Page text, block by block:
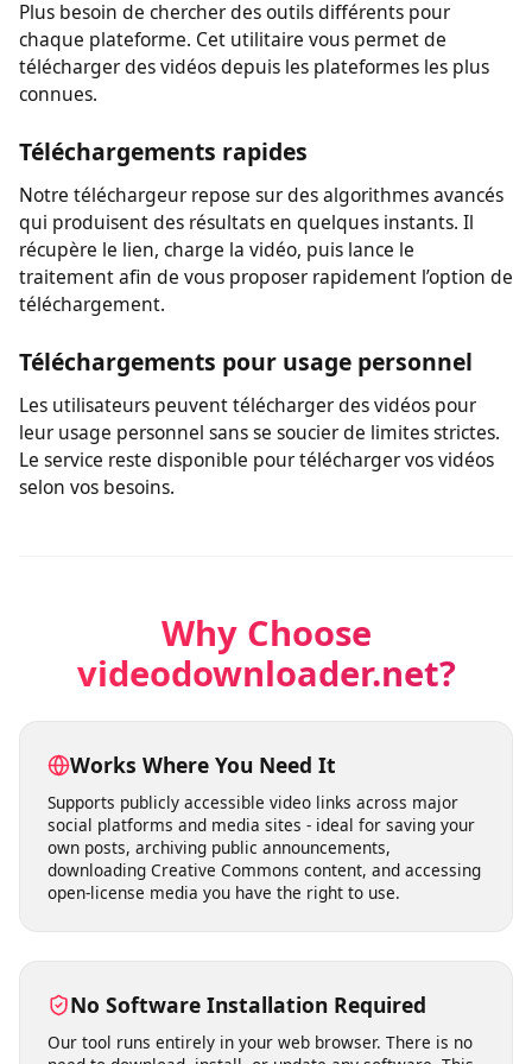
demande aucune inscription pour télécharger des
vidéos sur votre appareil.
Plus besoin de chercher des outils différents pour
chaque plateforme. Cet utilitaire vous permet de
télécharger des vidéos depuis les plateformes les plus
connues.
Téléchargements rapides
Notre téléchargeur repose sur des algorithmes avancés
qui produisent des résultats en quelques instants. Il
récupère le lien, charge la vidéo, puis lance le
traitement afin de vous proposer rapidement l’option de
téléchargement.
Le service reste disponible pour télécharger vos vidéos
selon vos besoins.
Why Choose
videodownloader.net?
Works Where You Need It
social platforms and media sites - ideal for saving your
own posts, archiving public announcements,
downloading Creative Commons content, and accessing